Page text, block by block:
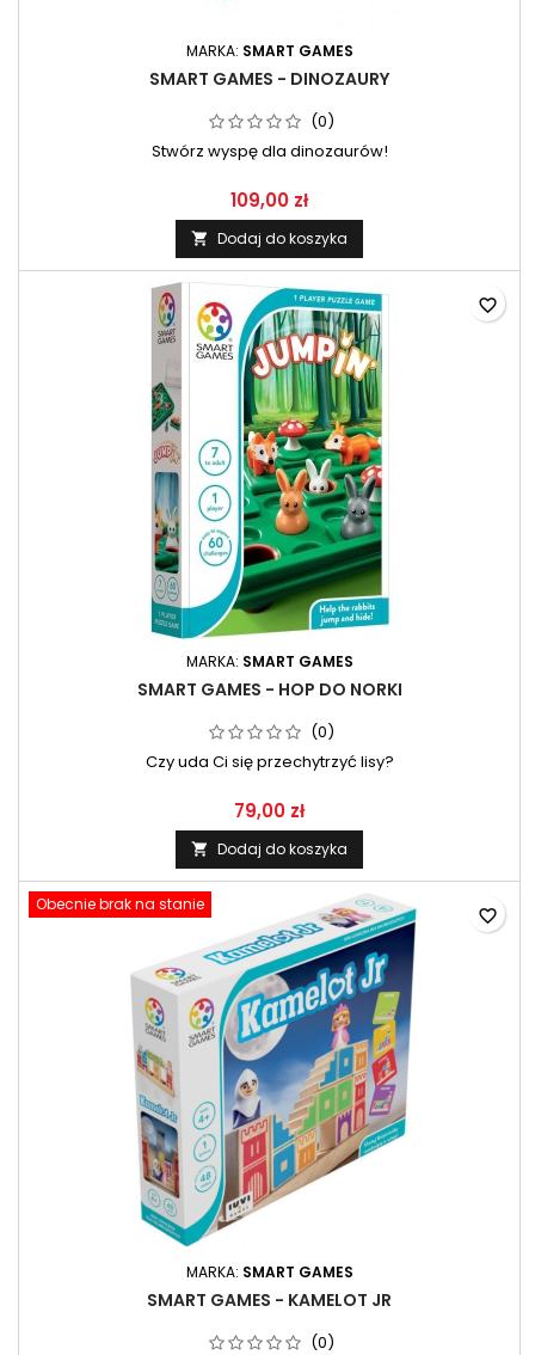
MARKA: SMART GAMES
SMART GAMES - DINOZAURY
(0)
Stwórz wyspę dla dinozaurów!
109,00 zł
 Dodaj do koszyka
MARKA: SMART GAMES
SMART GAMES - HOP DO NORKI
(0)
Czy uda Ci się przechytrzyć lisy?
79,00 zł
 Dodaj do koszyka
favorite_border
Obecnie brak na stanie
MARKA: SMART GAMES
SMART GAMES - KAMELOT JR
(0)
favorite_border